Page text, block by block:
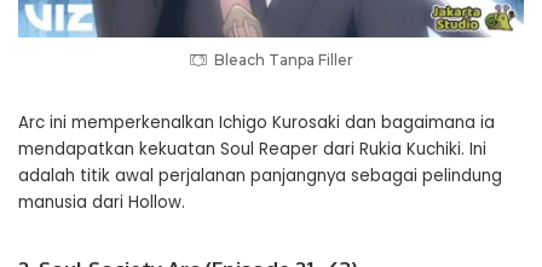
Bleach Tanpa Filler
Arc ini memperkenalkan Ichigo Kurosaki dan bagaimana ia
mendapatkan kekuatan Soul Reaper dari Rukia Kuchiki. Ini
adalah titik awal perjalanan panjangnya sebagai pelindung
manusia dari Hollow.